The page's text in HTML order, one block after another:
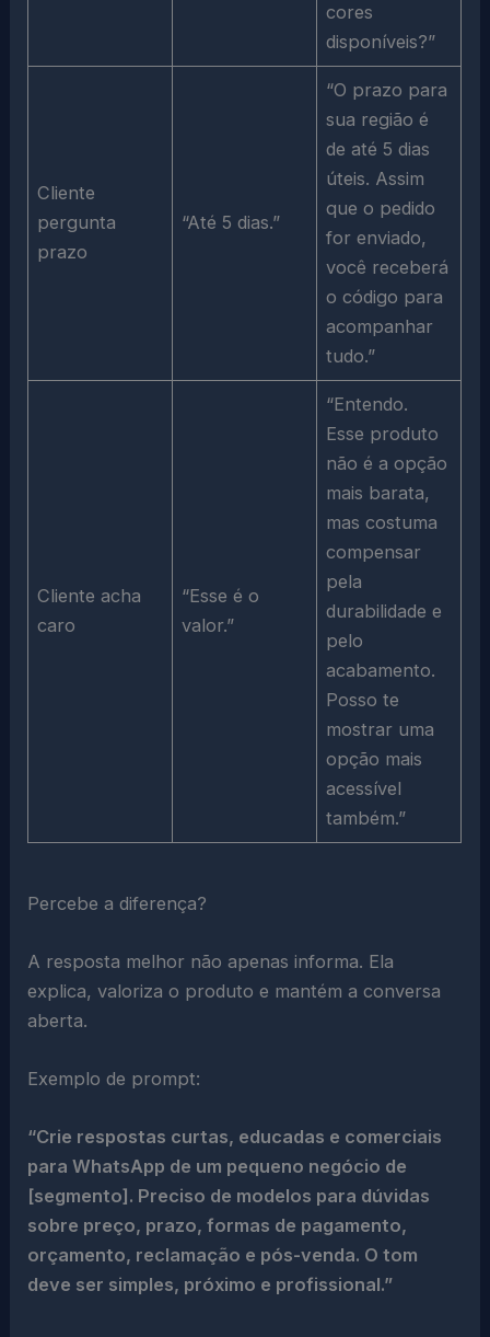
cores
disponíveis?”
Cliente
pergunta
prazo
“Até 5 dias.”
“O prazo para
sua região é
de até 5 dias
úteis. Assim
que o pedido
for enviado,
você receberá
o código para
acompanhar
tudo.”
Cliente acha
caro
“Esse é o
valor.”
“Entendo.
Esse produto
não é a opção
mais barata,
mas costuma
compensar
pela
durabilidade e
pelo
acabamento.
Posso te
mostrar uma
opção mais
acessível
também.”
Percebe a diferença?
A resposta melhor não apenas informa. Ela
explica, valoriza o produto e mantém a conversa
aberta.
Exemplo de prompt:
“Crie respostas curtas, educadas e comerciais
para WhatsApp de um pequeno negócio de
[segmento]. Preciso de modelos para dúvidas
sobre preço, prazo, formas de pagamento,
orçamento, reclamação e pós-venda. O tom
deve ser simples, próximo e profissional.”